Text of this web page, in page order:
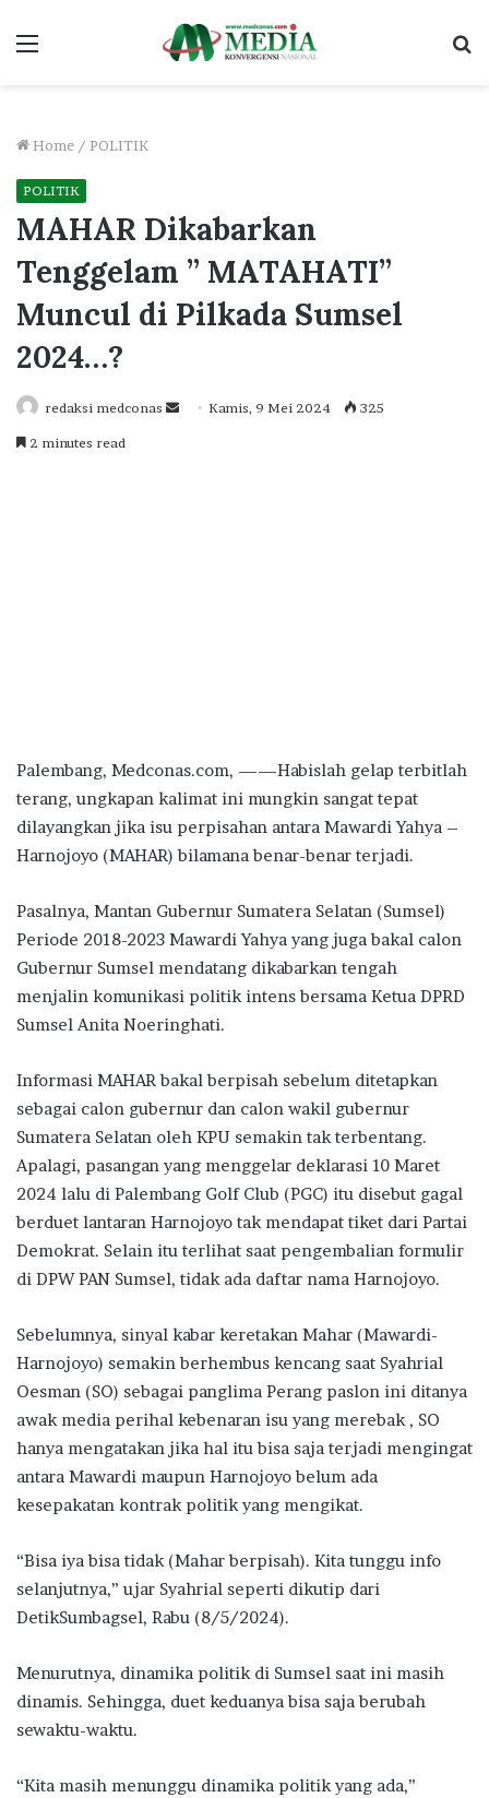
Menu
Home / POLITIK
POLITIK
MAHAR Dikabarkan
Tenggelam ” MATAHATI”
Muncul di Pilkada Sumsel
2024…?
redaksi medconas
SendKamis, 9 Mei 2024 325
2 minutes read
Palembang, Medconas.com, ——Habislah gelap terbitlah
terang, ungkapan kalimat ini mungkin sangat tepat
dilayangkan jika isu perpisahan antara Mawardi Yahya –
Harnojoyo (MAHAR) bilamana benar-benar terjadi.
Pasalnya, Mantan Gubernur Sumatera Selatan (Sumsel)
Periode 2018-2023 Mawardi Yahya yang juga bakal calon
Gubernur Sumsel mendatang dikabarkan tengah
menjalin komunikasi politik intens bersama Ketua DPRD
Sumsel Anita Noeringhati.
Informasi MAHAR bakal berpisah sebelum ditetapkan
sebagai calon gubernur dan calon wakil gubernur
Sumatera Selatan oleh KPU semakin tak terbentang.
Apalagi, pasangan yang menggelar deklarasi 10 Maret
2024 lalu di Palembang Golf Club (PGC) itu disebut gagal
berduet lantaran Harnojoyo tak mendapat tiket dari Partai
Demokrat. Selain itu terlihat saat pengembalian formulir
di DPW PAN Sumsel, tidak ada daftar nama Harnojoyo.
Sebelumnya, sinyal kabar keretakan Mahar (Mawardi-
Harnojoyo) semakin berhembus kencang saat Syahrial
Oesman (SO) sebagai panglima Perang paslon ini ditanya
awak media perihal kebenaran isu yang merebak , SO
hanya mengatakan jika hal itu bisa saja terjadi mengingat
antara Mawardi maupun Harnojoyo belum ada
kesepakatan kontrak politik yang mengikat.
“Bisa iya bisa tidak (Mahar berpisah). Kita tunggu info
selanjutnya,” ujar Syahrial seperti dikutip dari
DetikSumbagsel, Rabu (8/5/2024).
Menurutnya, dinamika politik di Sumsel saat ini masih
dinamis. Sehingga, duet keduanya bisa saja berubah
sewaktu-waktu.
“Kita masih menunggu dinamika politik yang ada,”